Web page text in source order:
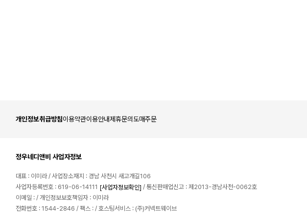
개인정보취급방침이용약관이용안내제휴문의 도매주문
정우네디앤비 사업자정보
대표 : 이미라 / 사업장소재지 : 경남 사천시 새고개길106
사업자등록번호 : 619-06-14111 [사업자정보확인] / 통신판매업신고 : 제2013-경남사천-0062호
이메일 : / 개인정보보호책임자 : 이미라
전화번호 : 1544-2846 / 팩스 : / 호스팅서비스 : (주)커넥트웨이브